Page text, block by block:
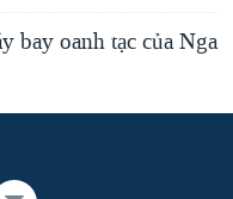
bay oanh tạc của Nga